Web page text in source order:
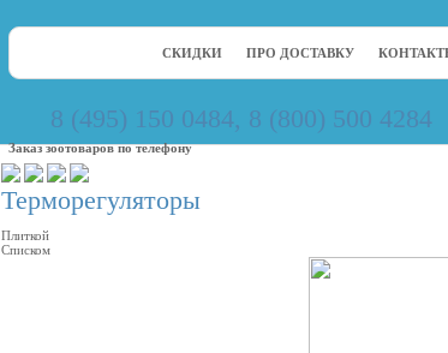
СКИДКИ ПРО ДОСТАВКУ
8 (495) 150 0484, 8 (800) 500 4284
Заказ зоотоваров по телефону
Терморегуляторы
Плиткой
Списком